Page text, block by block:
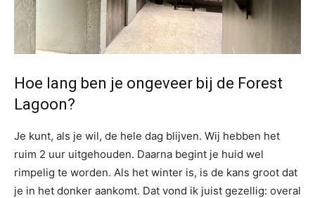
Hoe lang ben je ongeveer bij de Forest
Lagoon?
Je kunt, als je wil, de hele dag blijven. Wij hebben het
ruim 2 uur uitgehouden. Daarna begint je huid wel
rimpelig te worden. Als het winter is, is de kans groot dat
je in het donker aankomt. Dat vond ik juist gezellig: overal